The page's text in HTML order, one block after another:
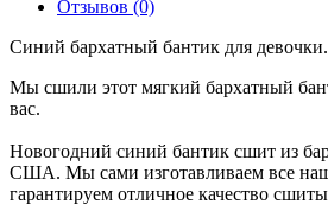
Отзывов (0)
Синий бархатный бантик для девочки.
Мы сшили этот мягкий бархатный
вас.
Новогодний синий бантик сшит из
США. Мы сами изготавливаем все
гарантируем отличное качество